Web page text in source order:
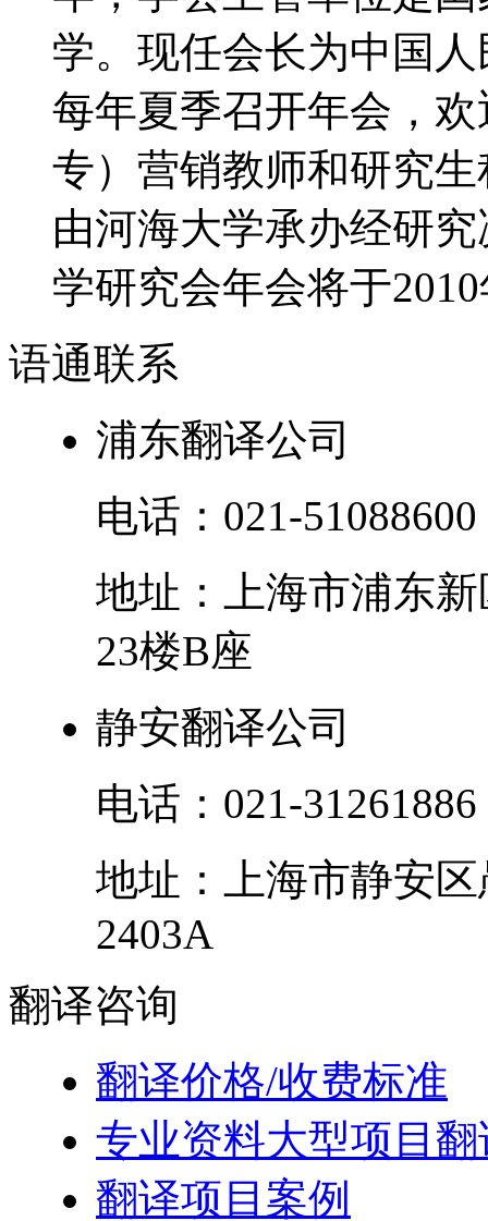
学。现任会长为中国
每年夏季召开年会，
专）营销教师和研究
由河海大学承办经研
学研究会年会将于
语通联系
浦东翻译公司
电话： 021-51088600
地址：
上海市浦东新
23楼B座
静安翻译公司
电话： 021-31261886
地址：
上海市静安区
2403A
翻译咨询
翻译价格/收费标准
专业资料大型项目翻
翻译项目案例